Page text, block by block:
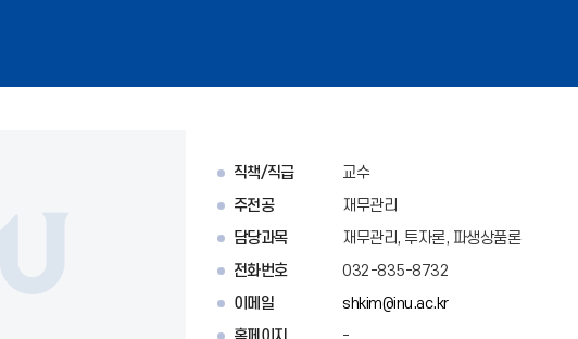
직책/직급
교수
주전공
재무관리
담당과목
재무관리, 투자론, 파생상품론
전화번호
032-835-8732
이메일
shkim@inu.ac.kr